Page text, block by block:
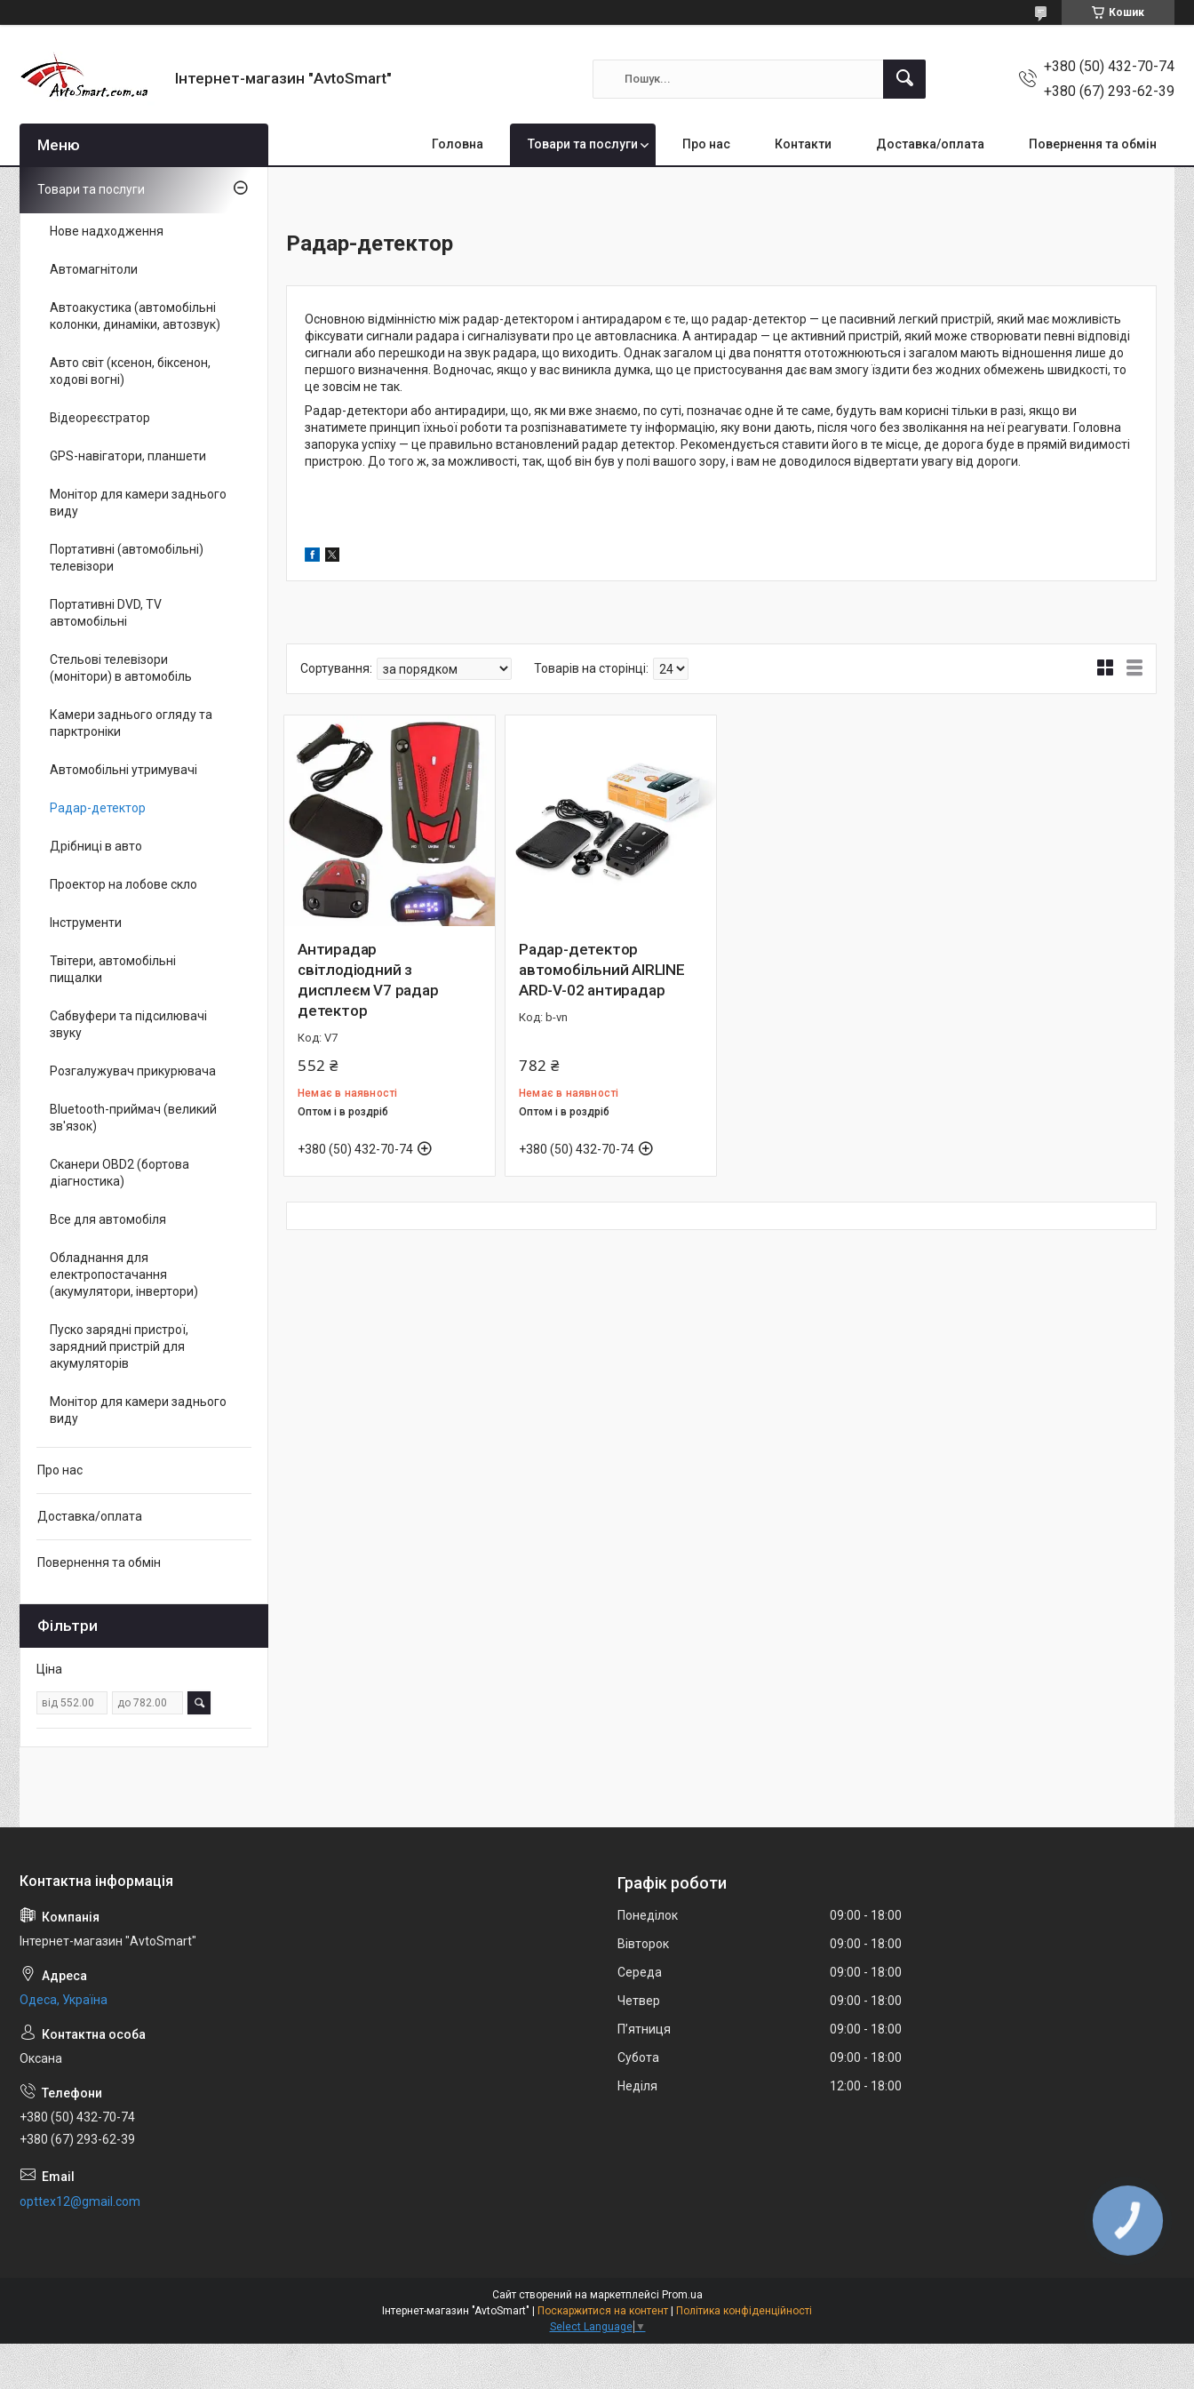
Кошик
Інтернет-магазин "AvtoSmart"
+380 (50) 432-70-74
+380 (67) 293-62-39
Головна Товари та послуги Про нас Контакти Доставка/оплата Повернення та обмін
Радар-детектор
Основною відмінністю між радар-детектором і антирадаром є те, що радар-детектор — це пасивний легкий пристрій, який має можливість
фіксувати сигнали радара і сигналізувати про це автовласника. А антирадар — це активний пристрій, який може створювати певні відповіді
сигнали або перешкоди на звук радара, що виходить. Однак загалом ці два поняття ототожнюються і загалом мають відношення лише до
першого визначення. Водночас, якщо у вас виникла думка, що це пристосування дає вам змогу їздити без жодних обмежень швидкості, то
це зовсім не так.
Радар-детектори або антирадири, що, як ми вже знаємо, по суті, позначає одне й те саме, будуть вам корисні тільки в разі, якщо ви
знатимете принцип їхньої роботи та розпізнаватимете ту інформацію, яку вони дають, після чого без зволікання на неї реагувати. Головна
запорука успіху — це правильно встановлений радар детектор. Рекомендується ставити його в те місце, де дорога буде в прямій видимості
пристрою. До того ж, за можливості, так, щоб він був у полі вашого зору, і вам не доводилося відвертати увагу від дороги.
Антирадар
світлодіодний з
дисплеєм V7 радар
детектор
V7
552 ₴
Немає в наявності
Оптом і в роздріб
+380 (50) 432-70-74
Радар-детектор
автомобільний AIRLINE
ARD-V-02 антирадар
b-vn
782 ₴
Немає в наявності
Оптом і в роздріб
+380 (50) 432-70-74
Товари та послуги
Нове надходження
Автомагнітоли
Автоакустика (автомобільні
колонки, динаміки, автозвук)
Авто світ (ксенон, біксенон,
ходові вогні)
Відеореєстратор
GPS-навігатори, планшети
Монітор для камери заднього
виду
Портативні (автомобільні)
телевізори
Портативні DVD, TV
автомобільні
Стельові телевізори
(монітори) в автомобіль
Камери заднього огляду та
парктроніки
Автомобільні утримувачі
Радар-детектор
Дрібниці в авто
Проектор на лобове скло
Інструменти
Твітери, автомобільні
пищалки
Сабвуфери та підсилювачі
звуку
Розгалужувач прикурювача
Bluetooth-приймач (великий
зв'язок)
Сканери OBD2 (бортова
діагностика)
Все для автомобіля
Обладнання для
електропостачання
(акумулятори, інвертори)
Пуско зарядні пристрої,
зарядний пристрій для
акумуляторів
Монітор для камери заднього
виду
Про нас
Доставка/оплата
Повернення та обмін
Фільтри
Ціна
Інтернет-магазин "AvtoSmart"
Одеса, Україна
Оксана
+380 (50) 432-70-74
+380 (67) 293-62-39
opttex12@gmail.com
Графік роботи
Понеділок 09:00
18:00
Вівторок
09:00
18:00
Середа
09:00
18:00
Четвер
09:00
18:00
Пʼятниця
09:00
18:00
Субота
09:00
18:00
Неділя
12:00 18:00
Сайт створений на маркетплейсі Prom.ua
Інтернет-магазин "AvtoSmart" | Поскаржитися на контент | Політика конфіденційності
Select Language ▼